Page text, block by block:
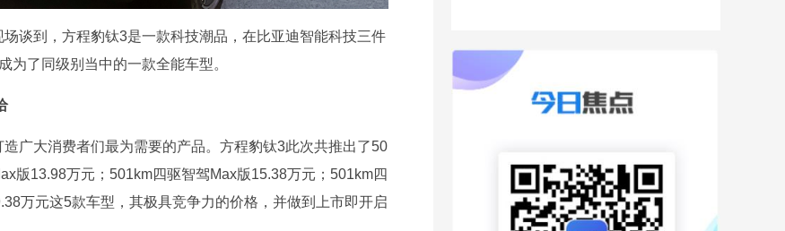
谈到，方程豹钛3是一款科技潮品，在比亚迪智能科技三件
为了同级别当中的一款全能车型。
广大消费者们最为需要的产品。方程豹钛3此次共推出了50
版13.98万元；501km四驱智驾Max版15.38万元；501km四
万元这5款车型，其极具竞争力的价格，并做到上市即开启